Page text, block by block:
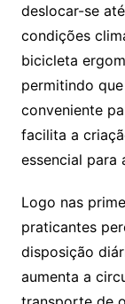
deslocar-se
condições
bicicleta
permitindo
conveniente
facilita a
essencial para
Logo nas
praticantes
disposição
aumenta a